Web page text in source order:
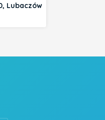
Lubaczów